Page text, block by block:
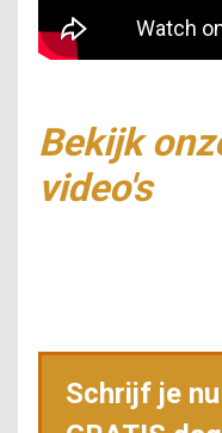
Bekijk
video's
Schrijf je